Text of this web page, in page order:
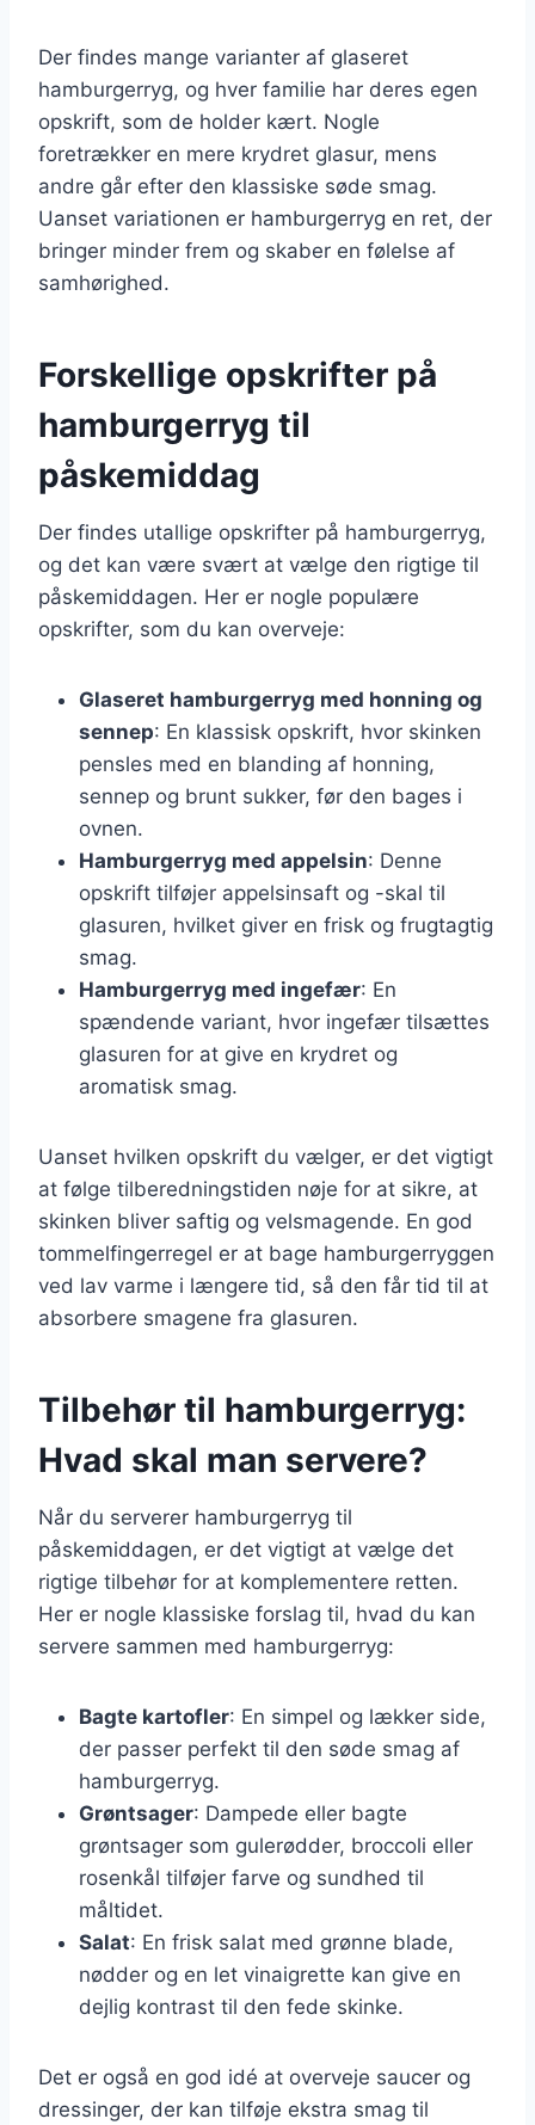
Der findes mange varianter af glaseret
hamburgerryg, og hver familie har deres egen
opskrift, som de holder kært. Nogle
foretrækker en mere krydret glasur, mens
andre går efter den klassiske søde smag.
Uanset variationen er hamburgerryg en ret, der
bringer minder frem og skaber en følelse af
samhørighed.
Forskellige opskrifter på
hamburgerryg til
påskemiddag
Der findes utallige opskrifter på hamburgerryg,
og det kan være svært at vælge den rigtige til
påskemiddagen. Her er nogle populære
opskrifter, som du kan overveje:
Glaseret hamburgerryg med honning og
sennep: En klassisk opskrift, hvor skinken
pensles med en blanding af honning,
sennep og brunt sukker, før den bages i
ovnen.
Hamburgerryg med appelsin: Denne
opskrift tilføjer appelsinsaft og -skal til
glasuren, hvilket giver en frisk og frugtagtig
smag.
Hamburgerryg med ingefær: En
spændende variant, hvor ingefær tilsættes
glasuren for at give en krydret og
aromatisk smag.
Uanset hvilken opskrift du vælger, er det vigtigt
at følge tilberedningstiden nøje for at sikre, at
skinken bliver saftig og velsmagende. En god
tommelfingerregel er at bage hamburgerryggen
ved lav varme i længere tid, så den får tid til at
absorbere smagene fra glasuren.
Tilbehør til hamburgerryg:
Hvad skal man servere?
Når du serverer hamburgerryg til
påskemiddagen, er det vigtigt at vælge det
rigtige tilbehør for at komplementere retten.
Her er nogle klassiske forslag til, hvad du kan
servere sammen med hamburgerryg:
Bagte kartofler: En simpel og lækker side,
der passer perfekt til den søde smag af
hamburgerryg.
Grøntsager: Dampede eller bagte
grøntsager som gulerødder, broccoli eller
rosenkål tilføjer farve og sundhed til
måltidet.
Salat: En frisk salat med grønne blade,
nødder og en let vinaigrette kan give en
dejlig kontrast til den fede skinke.
Det er også en god idé at overveje saucer og
dressinger, der kan tilføje ekstra smag til